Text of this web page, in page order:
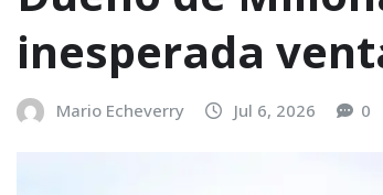
inesperada
Mario Echeverry Jul 6, 2026 0